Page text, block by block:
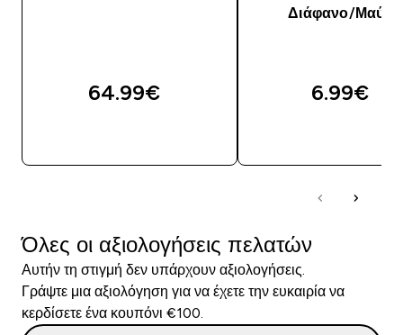
64.99€‎
Διάφανο/Μαύρο
6.99€‎
Όλες οι αξιολογήσεις πελατών
Αυτήν τη στιγμή δεν υπάρχουν αξιολογήσεις.
Γράψτε μια αξιολόγηση για να έχετε την ευκαιρία να
κερδίσετε ένα κουπόνι €100.